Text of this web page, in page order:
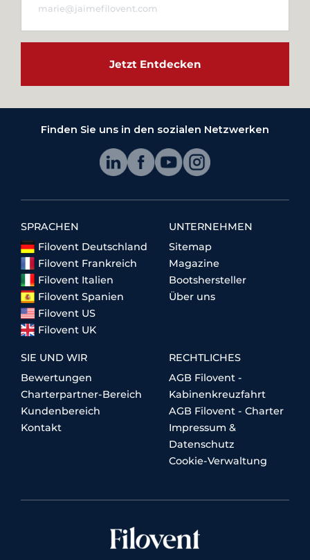
Jetzt Entdecken
Finden Sie uns in den sozialen Netzwerken
SPRACHEN
Filovent Deutschland
Filovent Frankreich
Filovent Italien
Filovent Spanien
Filovent US
Filovent UK
UNTERNEHMEN
Sitemap
Magazine
Bootshersteller
Über uns
SIE UND WIR
Bewertungen
Charterpartner-Bereich
Kundenbereich
Kontakt
RECHTLICHES
AGB Filovent -
Kabinenkreuzfahrt
AGB Filovent - Charter
Impressum &
Datenschutz
Cookie-Verwaltung